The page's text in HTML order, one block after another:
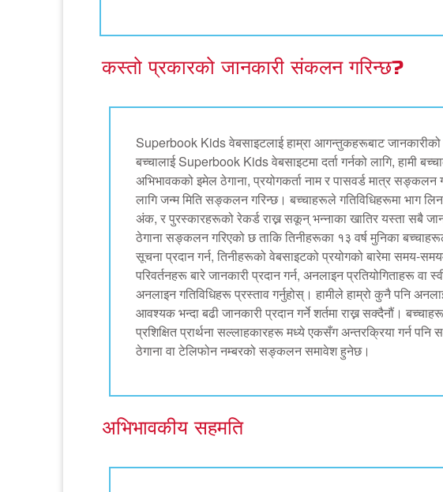
कस्तो प्रकारको जानकारी संकलन गरिन्छ?
Superbook Kids वेबसाइटलाई हाम्रा आगन्तुकहरूबाट
बच्चालाई Superbook Kids वेबसाइटमा दर्ता गर्नको लागि, हामी
अभिभावकको इमेल ठेगाना, प्रयोगकर्ता नाम र पासवर्ड मात्र सङ्कलन
लागि जन्म मिति सङ्कलन गरिन्छ। बच्चाहरूले गतिविधिहरूमा भाग
अंक, र पुरस्कारहरूको रेकर्ड राख्न सकून् भन्नाका खातिर यस्ता सबै
ठेगाना सङ्कलन गरिएको छ ताकि तिनीहरूका १३ वर्ष मुनिका
सूचना प्रदान गर्न, तिनीहरूको वेबसाइटको प्रयोगको बारेमा समय-
परिवर्तनहरू बारे जानकारी प्रदान गर्न, अनलाइन प्रतियोगिताहरू
अनलाइन गतिविधिहरू प्रस्ताव गर्नुहोस्। हामीले हाम्रो कुनै पनि
आवश्यक भन्दा बढी जानकारी प्रदान गर्ने शर्तमा राख्न सक्दैनौं।
प्रशिक्षित प्रार्थना सल्लाहकारहरू मध्ये एकसँग अन्तरक्रिया गर्न
ठेगाना वा टेलिफोन नम्बरको सङ्कलन समावेश हुनेछ।
अभिभावकीय सहमति